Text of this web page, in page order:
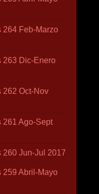
264 Feb-Marzo
263 Dic-Enero
262 Oct-Nov
261 Ago-Sept
260 Jun-Jul 2017
259 Abril-Mayo